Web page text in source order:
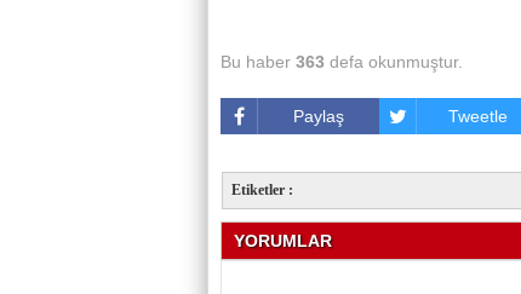
Bu haber 363 defa okunmuştur.
Paylaş Tweetle
Etiketler :
YORUMLAR